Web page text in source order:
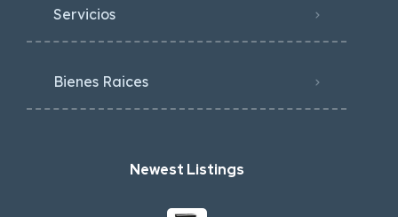
Servicios
Bienes Raices
Newest Listings​